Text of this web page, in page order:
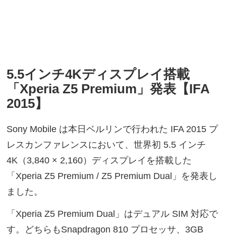
5.5インチ4Kディスプレイ搭載
「Xperia Z5 Premium」発表【IFA
2015】
Sony Mobile は本日ベルリンで行われた IFA 2015 プ
レスカンファレンスにおいて、世界初 5.5 インチ
4K（3,840 × 2,160）ディスプレイを搭載した
「Xperia Z5 Premium / Z5 Premium Dual」を発表し
ました。
「Xperia Z5 Premium Dual」はデュアル SIM 対応で
す。どちらもSnapdragon 810 プロセッサ、3GB